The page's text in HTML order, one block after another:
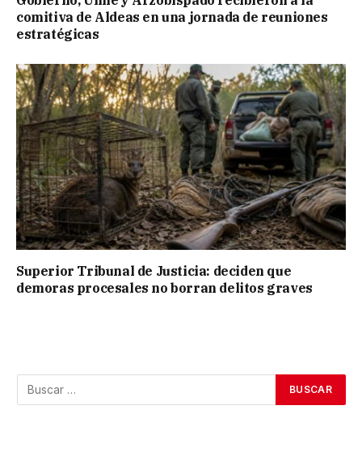
comitiva de Aldeas en una jornada de reuniones
estratégicas
Superior Tribunal de Justicia: deciden que
demoras procesales no borran delitos graves